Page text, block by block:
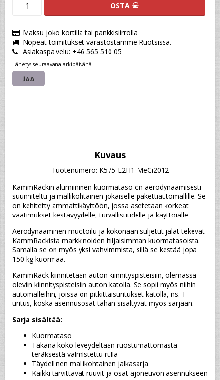
OSTA
Maksu joko kortilla tai pankkisiirrolla
Nopeat toimitukset varastostamme Ruotsissa.
Asiakaspalvelu: +46 565 510 05
Lähetys seuraavana arkipäivänä
JAA
Kuvaus
Tuotenumero: K575-L2H1-MeCi2012
KammRackin alumiininen kuormataso on aerodynaamisesti
suunniteltu ja mallikohtainen jokaiselle pakettiautomallille. Se
on kehitetty ammattikäyttöön, jossa asetetaan korkeat
vaatimukset kestävyydelle, turvallisuudelle ja käyttöiälle.
Aerodynaaminen muotoilu ja kokonaan suljetut jalat tekevät
KammRackista markkinoiden hiljaisimman kuormatasoista.
Samalla se on myös yksi vahvimmista, sillä se kestää jopa
150 kg kuormaa.
KammRack kiinnitetään auton kiinnityspisteisiin, olemassa
oleviin kiinnityspisteisiin auton katolla. Se sopii myös niihin
automalleihin, joissa on pitkittäisuritukset katolla, ns. T-
uritus, koska asennusosat tähän sisältyvät myös sarjaan.
Sarja sisältää:
Kuormataso
Takana koko leveydeltään ruostumattomasta
teräksestä valmistettu rulla
Täydellinen mallikohtainen jalkasarja
Kaikki tarvittavat ruuvit ja osat ajoneuvon asennukseen